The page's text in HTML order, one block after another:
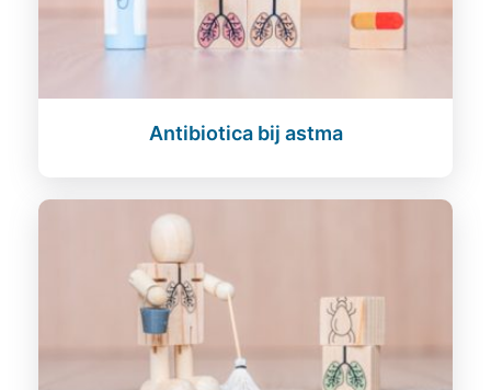
Antibiotica bij astma